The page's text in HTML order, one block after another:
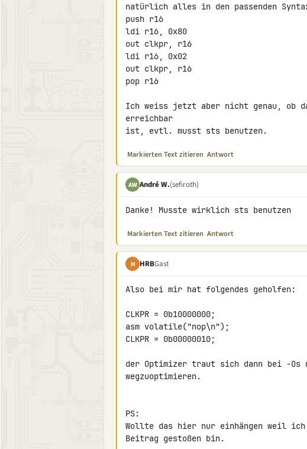
natürlich alles in den passenden
push r16
ldi r16, 0x80
out clkpr, r16
ldi r16, 0x02
out clkpr, r16
pop r16
Ich weiss jetzt aber nicht genau, ob
erreichbar
ist, evtl. musst sts benutzen.
Markierten Text zitieren Antwort
AW André W.(sefiroth)
Danke! Musste wirklich sts benutzen
Markierten Text zitieren Antwort
H HRBGast
Also bei mir hat folgendes geholfen:
CLKPR = 0b10000000;
asm volatile("nop\n");
CLKPR = 0b00000010;
der Optimizer traut sich dann bei -Os
wegzuoptimieren.
PS:
Wollte das hier nur einhängen weil ich
Beitrag gestoßen bin.